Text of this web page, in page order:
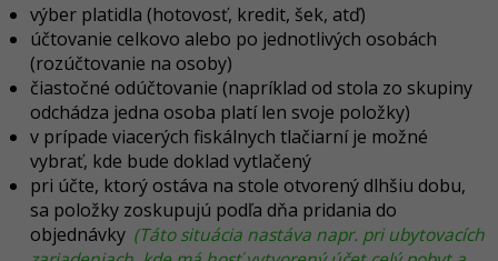
výber platidla (hotovosť, kredit, šek, atď)
účtovanie celkovo alebo po jednotlivých osobách
(rozúčtovanie na osoby)
čiastočné odúčtovanie (napríklad od stola zo skupiny
odchádza jedna osoba platí len svoje položky)
v prípade viacerých fiskálnych tlačiarní je možné
vybrať, kde bude doklad vytlačený
pri účte, ktorý ostáva na stole otvorený dlhšiu dobu,
sa položky zoskupujú podľa dňa pridania do
objednávky (Táto situácia nastáva napr. pri ubytovacích